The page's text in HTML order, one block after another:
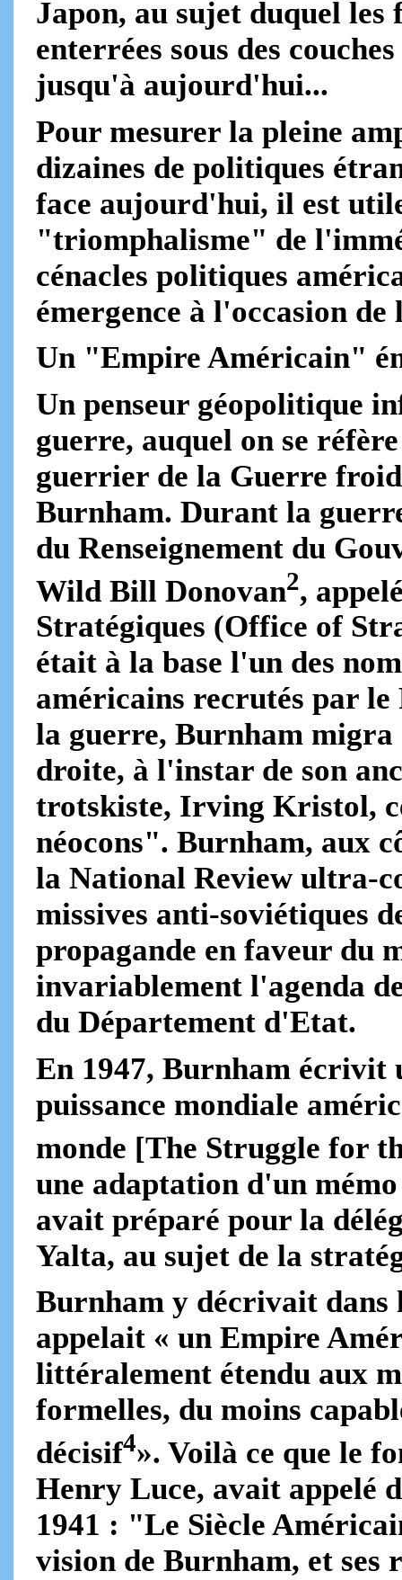
Japon, au sujet duquel les
enterrées sous des
jusqu'à aujourd'hui...
Pour mesurer la pleine
dizaines de politiques
face aujourd'hui, il est
"triomphalisme" de
cénacles politiques
émergence à l'occasion de
Un "Empire Américain"
Un penseur géopolitique
guerre, auquel on se
guerrier de la Guerre
Burnham. Durant la
du Renseignement du
Wild Bill Donovan2,
Stratégiques (Office of
était à la base l'un des
américains recrutés par le
la guerre, Burnham
droite, à l'instar de son
trotskiste, Irving Kristol,
néocons". Burnham, aux
la National Review ultra-
missives anti-soviétiques
propagande en faveur du
invariablement l'agenda
du Département d'Etat.
En 1947, Burnham écrivit
puissance mondiale
monde [The Struggle for
une adaptation d'un
avait préparé pour la
Yalta, au sujet de la
Burnham y décrivait dans
appelait « un Empire
littéralement étendu aux
formelles, du moins
décisif4». Voilà ce que le
Henry Luce, avait appelé
1941 : "Le Siècle
vision de Burnham, et ses